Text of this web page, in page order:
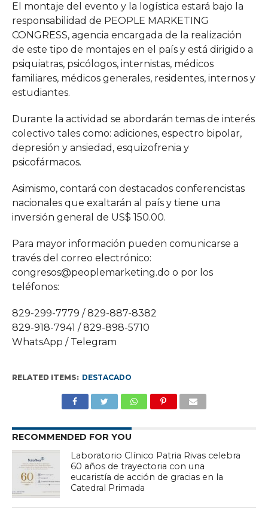
El montaje del evento y la logística estará bajo la
responsabilidad de PEOPLE MARKETING
CONGRESS, agencia encargada de la realización
de este tipo de montajes en el país y está dirigido a
psiquiatras, psicólogos, internistas, médicos
familiares, médicos generales, residentes, internos y
estudiantes.
Durante la actividad se abordarán temas de interés
colectivo tales como: adiciones, espectro bipolar,
depresión y ansiedad, esquizofrenia y
psicofármacos.
Asimismo, contará con destacados conferencistas
nacionales que exaltarán al país y tiene una
inversión general de US$ 150.00.
Para mayor información pueden comunicarse a
través del correo electrónico:
congresos@peoplemarketing.do o por los
teléfonos:
829-299-7779 / 829-887-8382
829-918-7941 / 829-898-5710
WhatsApp / Telegram
RELATED ITEMS: DESTACADO
RECOMMENDED FOR YOU
Laboratorio Clínico Patria Rivas celebra
60 años de trayectoria con una
eucaristía de acción de gracias en la
Catedral Primada